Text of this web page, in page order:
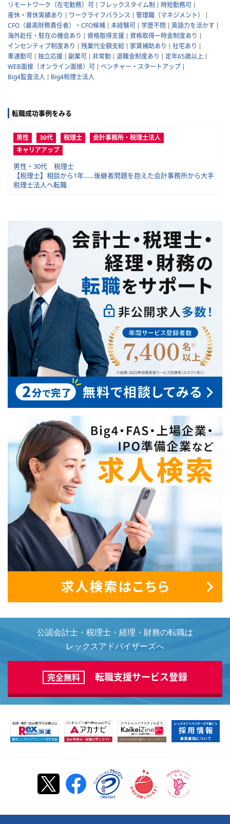
リモートワーク（在宅勤務）可
フレックスタイム制
時短勤務可
産休・育休実績あり
ワークライフバランス
管理職（マネジメント）
CFO（最高財務責任者）・CFO候補
未経験可 学歴不問
英語力を活かす
海外赴任・駐在の機会あり
資格取得支援
資格取得一時金制度あり
インセンティブ制度あり
残業代全額支給 家賃補助あり
社宅あり
車通勤可
独立応援 副業可 非常勤 退職金制度あり
定年65歳以上
WEB面接（オンライン面接）可
ベンチャー・スタートアップ
Big4監査法人
Big4税理士法人
転職成功事例をみる
男性 30代 税理士
会計事務所・税理士法人
キャリアアップ
男性・30代 税理士
【税理士】相談から1年……後継者問題を抱えた会計事務所から大手
税理士法人へ転職
公認会計士・税理士・経理・財務の転職は
レックスアドバイザーズへ
完全無料 転職支援サービス登録